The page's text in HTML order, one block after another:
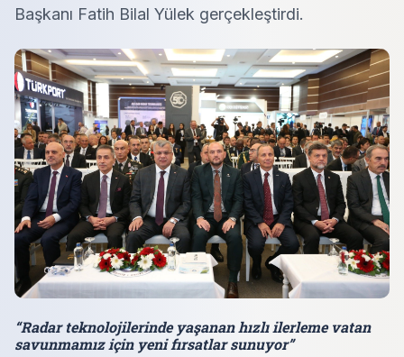
Başkanı Fatih Bilal Yülek gerçekleştirdi.
“Radar teknolojilerinde yaşanan hızlı ilerleme vatan
savunmamız için yeni fırsatlar sunuyor”